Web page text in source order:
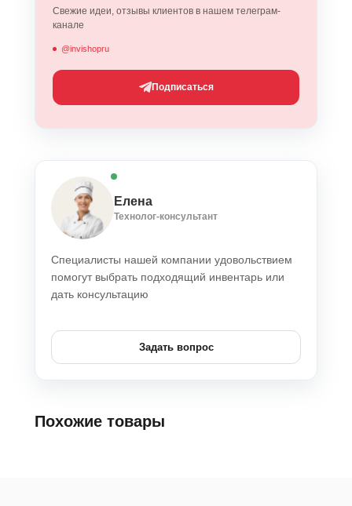
Свежие идеи, отзывы клиентов в нашем телеграм-
канале
@invishopru
Подписаться
Елена
Технолог-консультант
Специалисты нашей компании удовольствием
помогут выбрать подходящий инвентарь или
дать консультацию
Задать вопрос
Похожие товары